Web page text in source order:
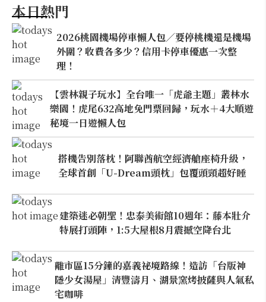
本日熱門
2026桃園機場停車懶人包／要停桃機還是機場
外圍？收費各多少？信用卡停車優惠一次整
理！
【雲林親子玩水】全台唯一「虎爺主題」叢林水
樂園！虎尾632高地免門票回歸，玩水＋4大順遊
秘境一日遊懶人包
搭機告別落枕！阿聯酋航空經濟艙座椅升級，
全球首創「U-Dream頭枕」包覆頭頸超好睡
建築迷必朝聖！忠泰美術館10週年：藤本壯介
特展打頭陣，1:5大屋根8月震撼空降台北
離市區15分鐘的嘉義祕境路線！造訪「台版神
隱少女湯屋」清豐濤月、湖景窯烤披薩與人氣私
宅咖啡